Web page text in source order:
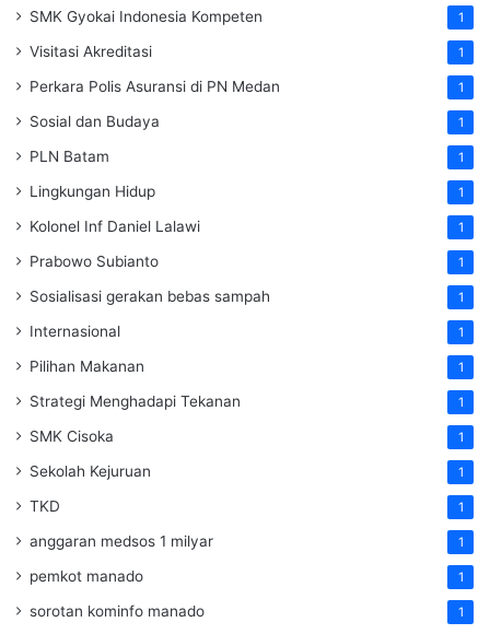
SMK Gyokai Indonesia Kompeten 1
Visitasi Akreditasi 1
Perkara Polis Asuransi di PN Medan 1
Sosial dan Budaya 1
PLN Batam 1
Lingkungan Hidup 1
Kolonel Inf Daniel Lalawi 1
Prabowo Subianto 1
Sosialisasi gerakan bebas sampah 1
Internasional 1
Pilihan Makanan 1
Strategi Menghadapi Tekanan 1
SMK Cisoka 1
Sekolah Kejuruan 1
TKD 1
anggaran medsos 1 milyar 1
pemkot manado 1
sorotan kominfo manado 1